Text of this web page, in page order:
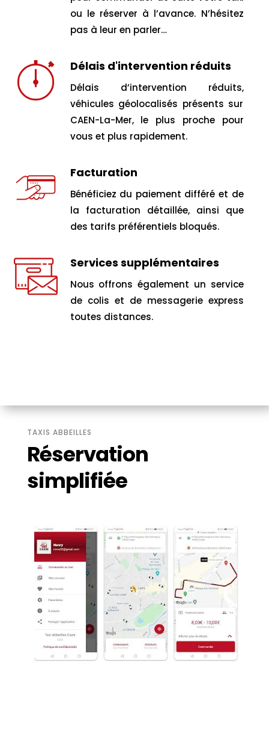
ou le réserver à l’avance. N’hésitez
pas à leur en parler…
Délais d'intervention réduits
Délais d’intervention réduits,
véhicules géolocalisés présents sur
CAEN-La-Mer, le plus proche pour
vous et plus rapidement.
Facturation
Bénéficiez du paiement différé et de
la facturation détaillée, ainsi que
des tarifs préférentiels bloqués.
Services supplémentaires
Nous offrons également un service
de colis et de messagerie express
toutes distances.
TAXIS ABBEILLES
Réservation
simplifiée